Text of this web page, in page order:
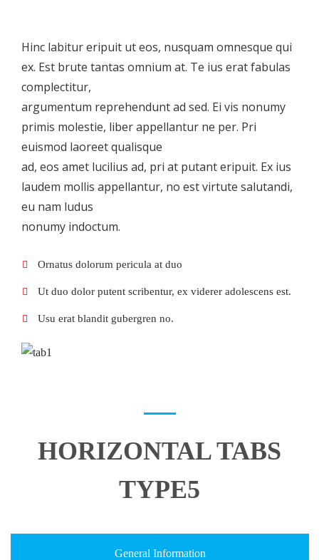
Hinc labitur eripuit ut eos, nusquam omnesque qui
ex. Est brute tantas omnium at. Te ius erat fabulas
complectitur,
argumentum reprehendunt ad sed. Ei vis nonumy
primis molestie, liber appellantur ne per. Pri
euismod laoreet qualisque
ad, eos amet lucilius ad, pri at putant eripuit. Ex ius
laudem mollis appellantur, no est virtute salutandi,
eu nam ludus
nonumy indoctum.
Ornatus dolorum pericula at duo
Ut duo dolor putent scribentur, ex viderer adolescens est.
Usu erat blandit gubergren no.
HORIZONTAL TABS
TYPE5
General Information